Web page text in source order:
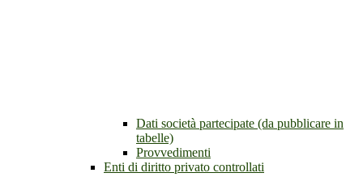
Dati società partecipate (da pubblicare in
tabelle)
Provvedimenti
Enti di diritto privato controllati